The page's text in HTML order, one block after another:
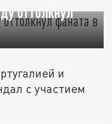
оттолкнул
и
с участием